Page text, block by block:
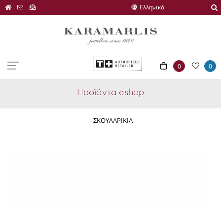
0 0
Προϊόντα eshop
| ΣΚΟΥΛΑΡΙΚΙΑ